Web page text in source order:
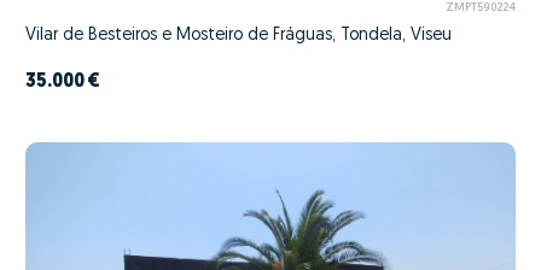
ZMPT590224
Vilar de Besteiros e Mosteiro de Fráguas, Tondela, Viseu
35.000 €